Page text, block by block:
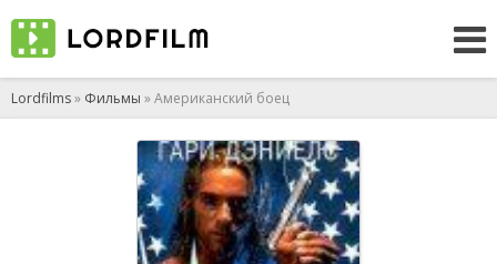
Lordfilms» Фильмы » Американский боец